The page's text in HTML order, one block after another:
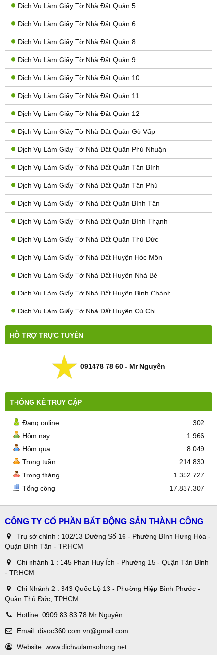
Dịch Vụ Làm Giấy Tờ Nhà Đất Quận 5
Dịch Vụ Làm Giấy Tờ Nhà Đất Quận 6
Dịch Vụ Làm Giấy Tờ Nhà Đất Quận 8
Dịch Vụ Làm Giấy Tờ Nhà Đất Quận 9
Dịch Vụ Làm Giấy Tờ Nhà Đất Quận 10
Dịch Vụ Làm Giấy Tờ Nhà Đất Quận 11
Dịch Vụ Làm Giấy Tờ Nhà Đất Quận 12
Dịch Vụ Làm Giấy Tờ Nhà Đất Quận Gò Vấp
Dịch Vụ Làm Giấy Tờ Nhà Đất Quận Phú Nhuận
Dịch Vụ Làm Giấy Tờ Nhà Đất Quận Tân Bình
Dịch Vụ Làm Giấy Tờ Nhà Đất Quận Tân Phú
Dịch Vụ Làm Giấy Tờ Nhà Đất Quận Bình Tân
Dịch Vụ Làm Giấy Tờ Nhà Đất Quận Bình Thạnh
Dịch Vụ Làm Giấy Tờ Nhà Đất Quận Thủ Đức
Dịch Vụ Làm Giấy Tờ Nhà Đất Huyện Hóc Môn
Dịch Vụ Làm Giấy Tờ Nhà Đất Huyên Nhà Bè
Dịch Vụ Làm Giấy Tờ Nhà Đất Huyện Bình Chánh
Dịch Vụ Làm Giấy Tờ Nhà Đất Huyện Củ Chi
HỖ TRỢ TRỰC TUYẾN
091478 78 60 - Mr Nguyên
THỐNG KÊ TRUY CẬP
Đang online
302
Hôm nay
1.966
Hôm qua
8.049
Trong tuần
214.830
Trong tháng
1.352.727
Tổng cộng
17.837.307
CÔNG TY CỔ PHẦN BẤT ĐỘNG SẢN THÀNH CÔNG
Trụ sở chính : 102/13 Đường Số 16 - Phường Bình Hưng Hòa -
Quận Bình Tân - TP.HCM
Chi nhánh 1 : 145 Phan Huy Ích - Phường 15 - Quận Tân Bình
- TP.HCM
Chi Nhánh 2 : 343 Quốc Lộ 13 - Phường Hiệp Bình Phước -
Quận Thủ Đức, TPHCM
Hotline: 0909 83 83 78 Mr Nguyên
Email: diaoc360.com.vn@gmail.com
Website: www.dichvulamsohong.net